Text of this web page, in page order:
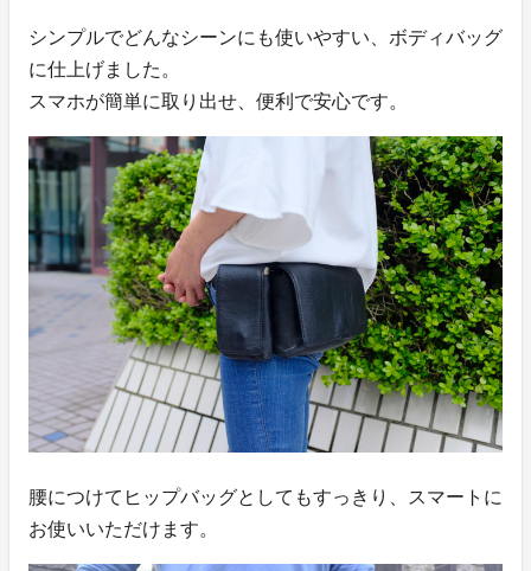
シンプルでどんなシーンにも使いやすい、ボディバッグ
に仕上げました。
スマホが簡単に取り出せ、便利で安心です。
腰につけてヒップバッグとしてもすっきり、スマートに
お使いいただけます。